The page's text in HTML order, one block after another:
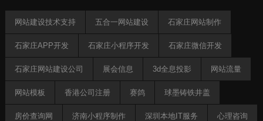
网站建设技术支持 五合一网站建设 石家庄网站制作
石家庄APP开发 石家庄小程序开发 石家庄微信开发
石家庄网站建设公司 展会信息 3d全息投影 网站流量
网站模板 香港公司注册 赛鸽 球墨铸铁井盖
房价查询网 济南小程序制作 深圳本地IT服务 心理咨询